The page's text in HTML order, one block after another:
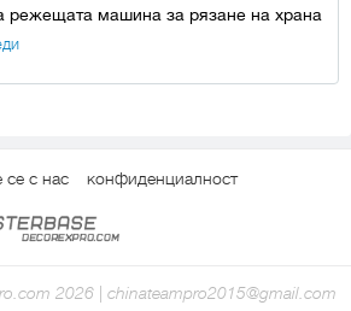
режещата машина за рязане на храна
с нас конфиденциалност
2026 | chinateampro2015@gmail.com